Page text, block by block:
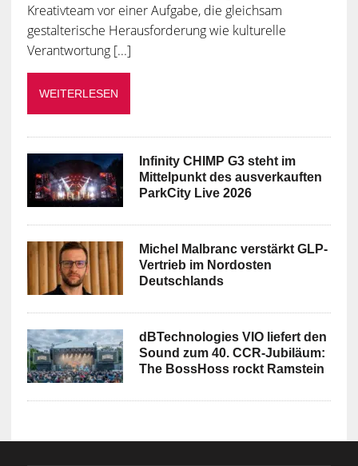
Kreativteam vor einer Aufgabe, die gleichsam
gestalterische Herausforderung wie kulturelle
Verantwortung [...]
WEITERLESEN
Infinity CHIMP G3 steht im
Mittelpunkt des ausverkauften
ParkCity Live 2026
Michel Malbranc verstärkt GLP-
Vertrieb im Nordosten
Deutschlands
dBTechnologies VIO liefert den
Sound zum 40. CCR-Jubiläum:
The BossHoss rockt Ramstein